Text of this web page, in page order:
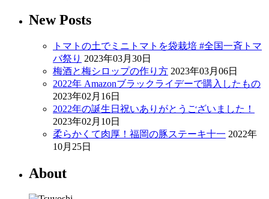
New Posts
トマトの土でミニトマトを袋栽培 #全国一斉トマ
バ祭り 2023年03月30日
梅酒と梅シロップの作り方 2023年03月06日
2022年 Amazonブラックライデーで購入したもの
2023年02月16日
2022年の誕生日祝いありがとうございました！
2023年02月10日
柔らかくて肉厚！福岡の豚ステーキ十一 2022年
10月25日
About